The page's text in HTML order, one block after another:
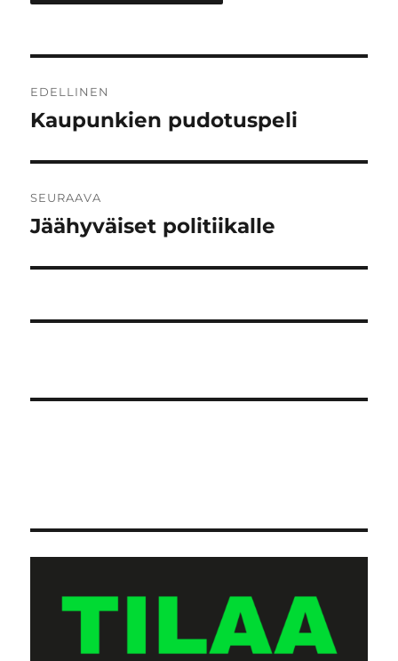
selaus
EDELLINEN
Edellinen
Kaupunkien pudotuspeli
SEURAAVA
Seuraava
Jäähyväiset politiikalle